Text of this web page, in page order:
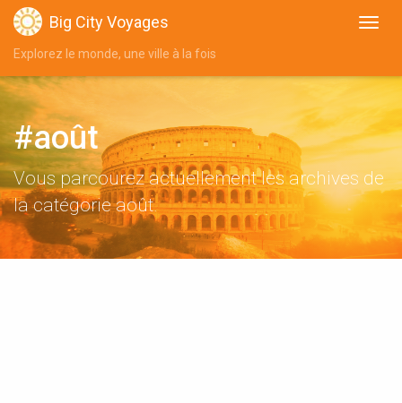
Big City Voyages
Explorez le monde, une ville à la fois
#août
Vous parcourez actuellement les archives de
la catégorie août.